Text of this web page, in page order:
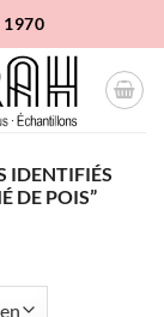
1970
IDENTIFIÉS
DE POIS”